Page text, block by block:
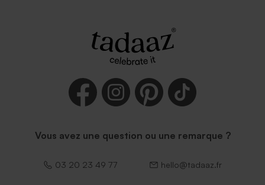
Vous avez une question ou une remarque ?
03 20 23 49 77 hello@tadaaz.fr